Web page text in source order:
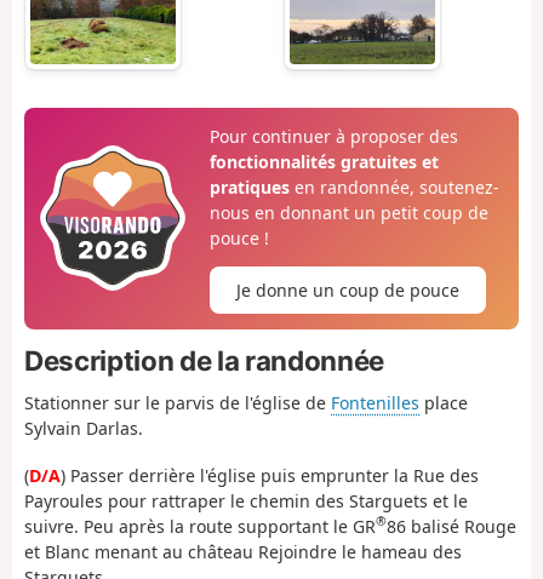
Pour continuer à proposer des
fonctionnalités gratuites et
pratiquesen randonnée, soutenez-
nous en donnant un petit coup de
pouce !
Je donne un coup de pouce
Description de la randonnée
Stationner sur le parvis de l'église de Fontenilles place
Sylvain Darlas.
(D/A) Passer derrière l'église puis emprunter la Rue des
Payroules pour rattraper le chemin des Starguets et le
suivre. Peu après la route supportant le GR®86 balisé Rouge
et Blanc menant au château Rejoindre le hameau des